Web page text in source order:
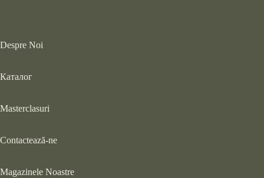
Despre Noi
Каталог
Masterclasuri
Contactează-ne
Magazinele Noastre